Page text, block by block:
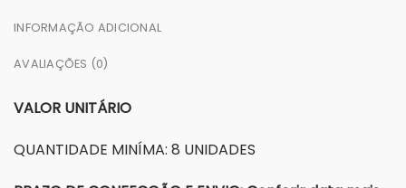
INFORMAÇÃO ADICIONAL
AVALIAÇÕES (0)
VALOR UNITÁRIO
QUANTIDADE MINÍMA: 8 UNIDADES